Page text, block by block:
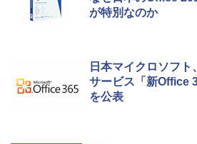
が特別なのか
日本マイクロソフ
サービス「新Office
を公表